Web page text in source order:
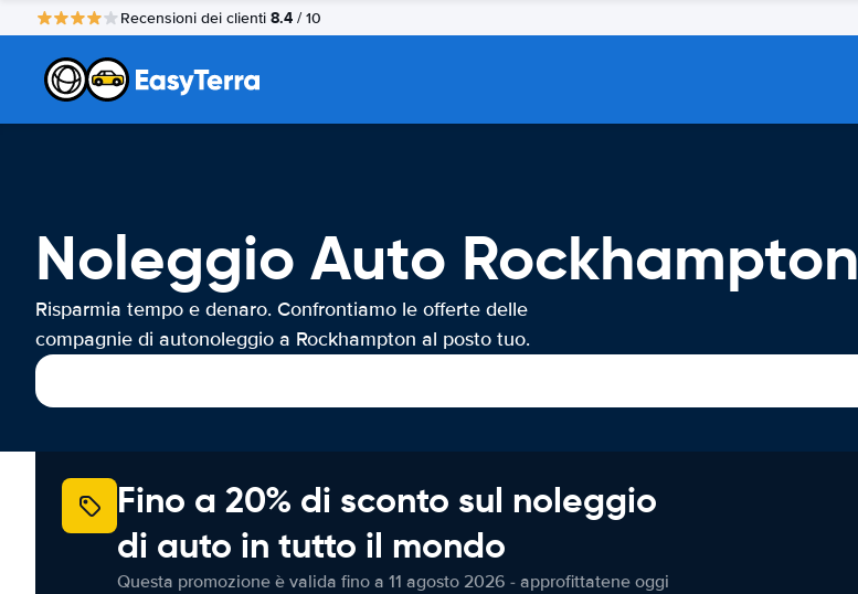
Recensioni dei clienti 8.4 / 10
Noleggio Auto Rockhampton
Risparmia tempo e denaro. Confrontiamo le offerte delle
compagnie di autonoleggio a Rockhampton al posto tuo.
Fino a 20% di sconto sul noleggio
di auto in tutto il mondo
Questa promozione è valida fino a 11 agosto 2026 - approfittatene oggi